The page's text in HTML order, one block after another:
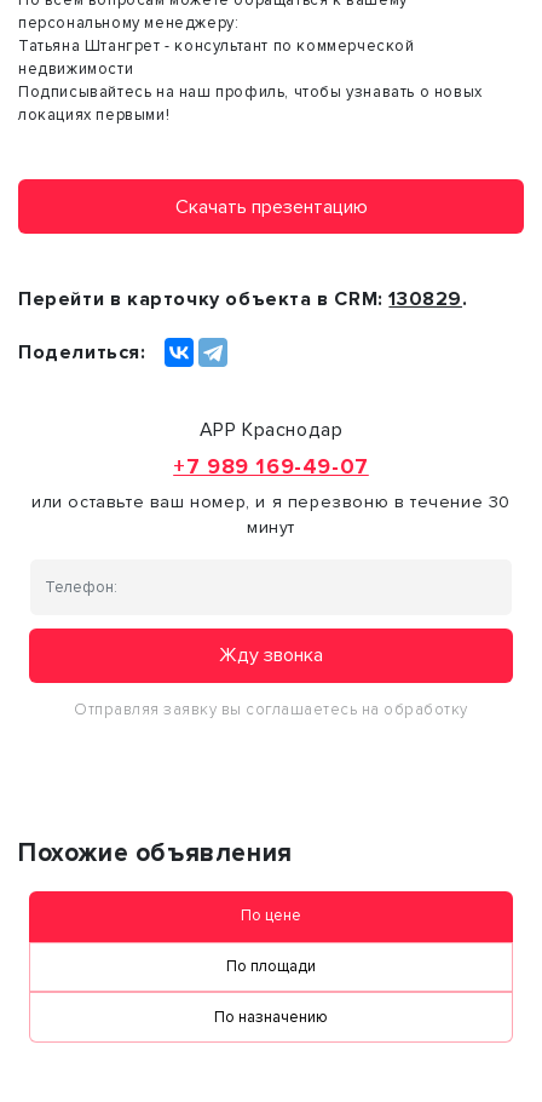
персональному менеджеру:
Татьяна Штангрет - консультант по коммерческой
недвижимости
Подписывайтесь на наш профиль, чтобы узнавать о новых
локациях первыми!
Скачать презентацию
Перейти в карточку объекта в CRM:130829.
Поделиться:
АРР Краснодар
+7 989 169-49-07
или оставьте ваш номер, и я перезвоню в течение 30
минут
Жду звонка
Отправляя заявку вы соглашаетесь на обработку
Похожие объявления
По цене
По площади
По назначению